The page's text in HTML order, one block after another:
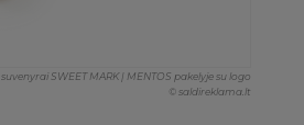
SWEET MARK | MENTOS pakelyje su logo
© saldireklama.lt